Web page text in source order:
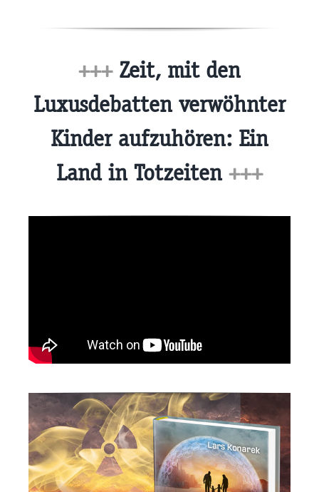
+++Zeit, mit den
Luxusdebatten verwöhnter
Kinder aufzuhören: Ein
Land in Totzeiten +++